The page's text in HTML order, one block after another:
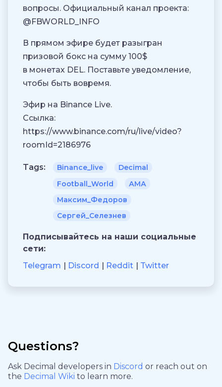
вопросы. Официальный канал проекта:
@FBWORLD_INFO
В прямом эфире будет разыгран
призовой бокс на сумму 100$
в монетах DEL. Поставьте уведомление,
чтобы быть вовремя.
Эфир на Binance Live.
Ссылка:
https://www.binance.com/ru/live/video?
roomId=2186976
Tags: Binance_live
Decimal
Football_World
АМА
Максим_Федоров
Сергей_Селезнев
Подписывайтесь на наши социальные
сети:
Telegram
Discord Reddit Twitter
Questions?
Ask Decimal developers in Discord or reach out on
the Decimal Wiki to learn more.